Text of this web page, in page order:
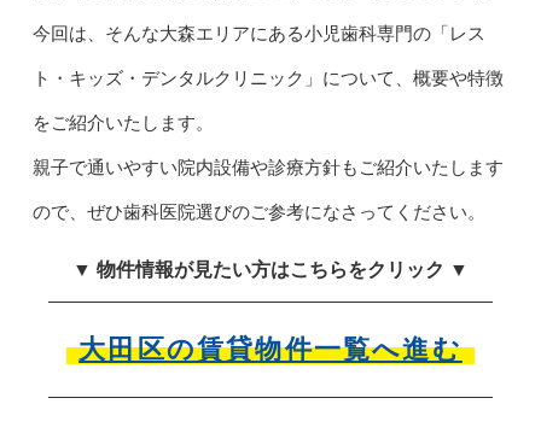
今回は、そんな大森エリアにある小児歯科専門の「レス
ト・キッズ・デンタルクリニック」について、概要や特徴
をご紹介いたします。
親子で通いやすい院内設備や診療方針もご紹介いたします
ので、ぜひ歯科医院選びのご参考になさってください。
▼ 物件情報が見たい方はこちらをクリック ▼
大田区の賃貸物件一覧へ進む